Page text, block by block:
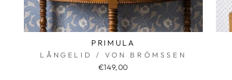
PRIMULA
LÅNGELID / VON BRÖMSSEN
€149,00